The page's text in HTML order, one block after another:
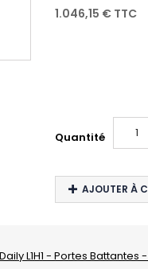
1.046,15 € TTC
Quantité
AJOUTER À
L1H1 - Portes Battantes